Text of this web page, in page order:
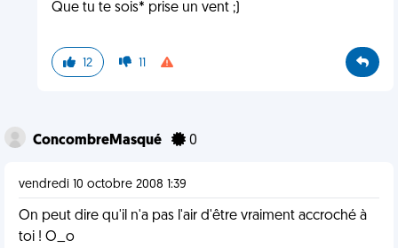
Que tu te sois* prise un vent ;)
12 11
ConcombreMasqué 0
vendredi 10 octobre 2008 1:39
On peut dire qu'il n'a pas l'air d'être vraiment accroché à
toi ! O_o